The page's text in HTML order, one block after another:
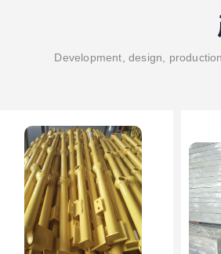
Development, design,